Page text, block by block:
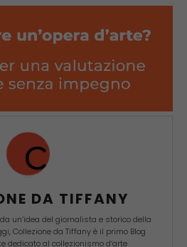
DA TIFFANY
un’idea del giornalista e storico della
Collezione da Tiffany è il primo Blog
dedicato al collezionismo d’arte